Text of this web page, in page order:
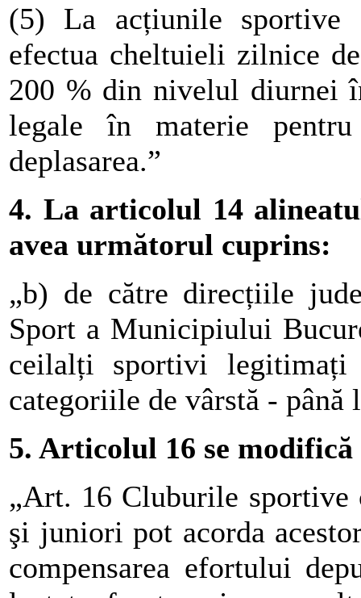
(5) La acțiunile sportive
efectua cheltuieli zilnice
200 % din nivelul diurnei
legale în materie
deplasarea.”
4. La articolul 14
avea următorul cuprins:
„b) de către direcțiile
Sport a Municipiului
ceilalți sportivi
categoriile de vârstă - până
5. Articolul 16 se
„Art. 16 Cluburile sportive
şi juniori pot acorda
compensarea efortului